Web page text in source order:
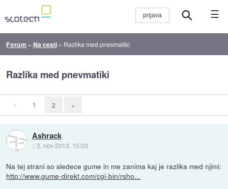
☰
Forum » Na cesti » Razlika med pnevmatiki
Razlika med pnevmatiki
« 1 2 »
Ashrack
::2. nov 2013, 15:03
Na tej strani so sledece gume in me zanima kaj je razlika med njimi:
http://www.gume-direkt.com/cgi-bin/rsho...